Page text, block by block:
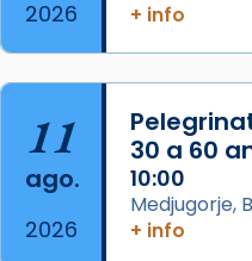
📸 Dr. G. Simón
Foto
View on Facebook · Share
Arquebisbat
2 weeks ago
2026
+ info
11
ago.
2026
30 a 60
10:00
Medjugorje,
+ info